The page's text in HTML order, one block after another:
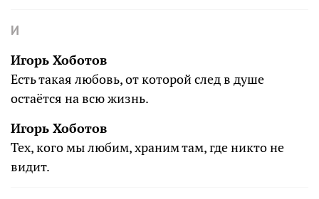
И
Игорь Хоботов
Есть такая любовь, от которой след в душе
остаётся на всю жизнь.
Игорь Хоботов
Тех, кого мы любим, храним там, где никто не
видит.